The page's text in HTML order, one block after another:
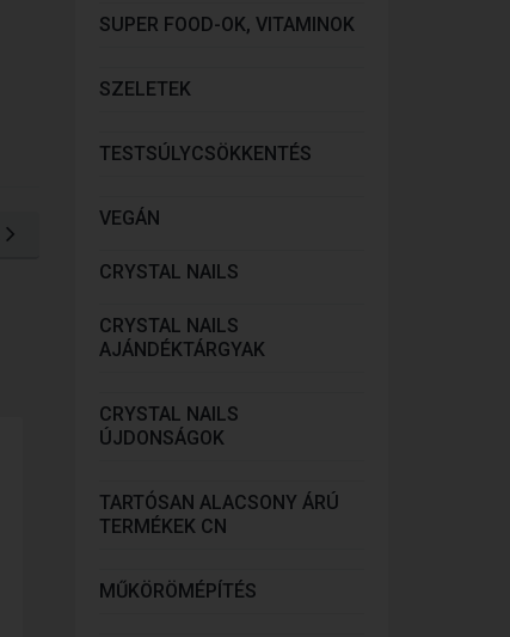
SUPER FOOD-OK, VITAMINOK
SZELETEK
TESTSÚLYCSÖKKENTÉS
VEGÁN
CRYSTAL NAILS
CRYSTAL NAILS
AJÁNDÉKTÁRGYAK
CRYSTAL NAILS
ÚJDONSÁGOK
TARTÓSAN ALACSONY ÁRÚ
TERMÉKEK CN
MŰKÖRÖMÉPÍTÉS